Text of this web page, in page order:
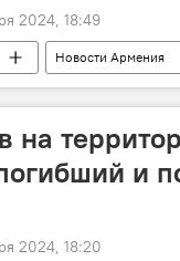
2024, 18:49
Новости Армения
ТЭС
на
и
2024, 18:20